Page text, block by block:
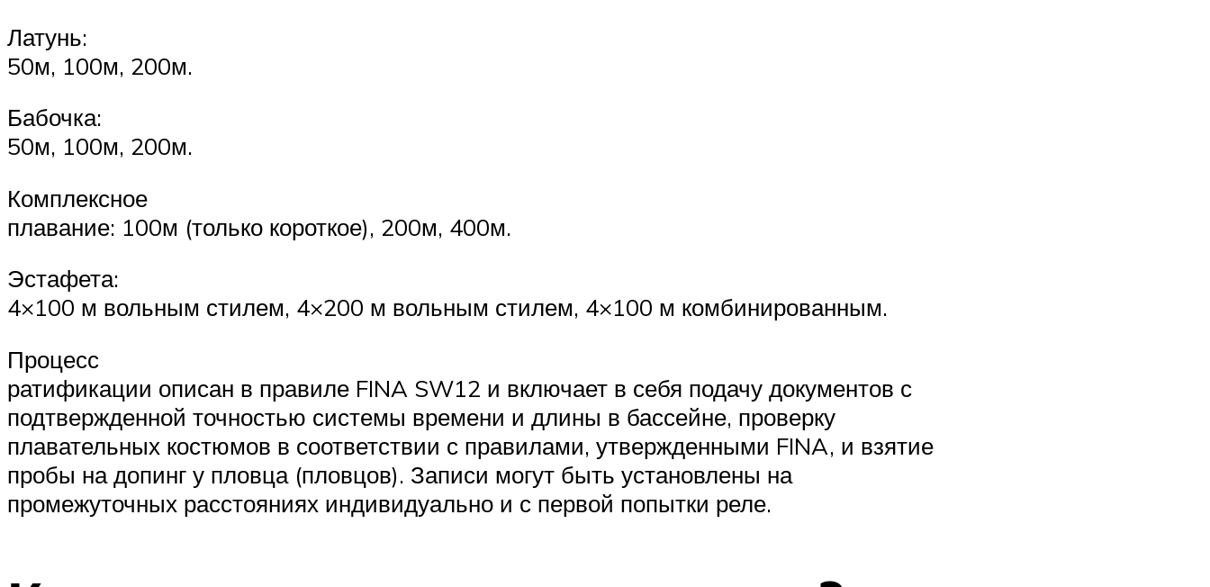
Латунь:
50м, 100м, 200м.
Бабочка:
50м, 100м, 200м.
Комплексное
плавание: 100м (только короткое), 200м, 400м.
Эстафета:
4×100 м вольным стилем, 4×200 м вольным стилем, 4×100 м комбинированным.
Процесс
ратификации описан в правиле FINA SW12 и включает в себя подачу документов с
подтвержденной точностью системы времени и длины в бассейне, проверку
плавательных костюмов в соответствии с правилами, утвержденными FINA, и взятие
пробы на допинг у пловца (пловцов). Записи могут быть установлены на
промежуточных расстояниях индивидуально и с первой попытки реле.